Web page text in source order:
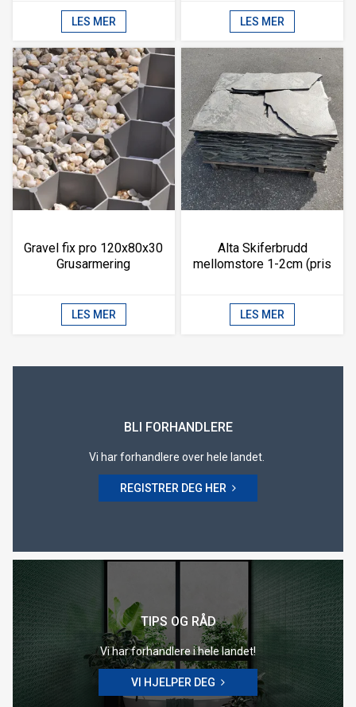
LES MER LES MER
Gravel fix pro 120x80x30
Grusarmering
LES MER
Alta Skiferbrudd
mellomstore 1-2cm (pris
LES MER
BLI FORHANDLERE
Vi har forhandlere over hele landet.
REGISTRER DEG HER
TIPS OG RÅD
Vi har forhandlere i hele landet!
VI HJELPER DEG